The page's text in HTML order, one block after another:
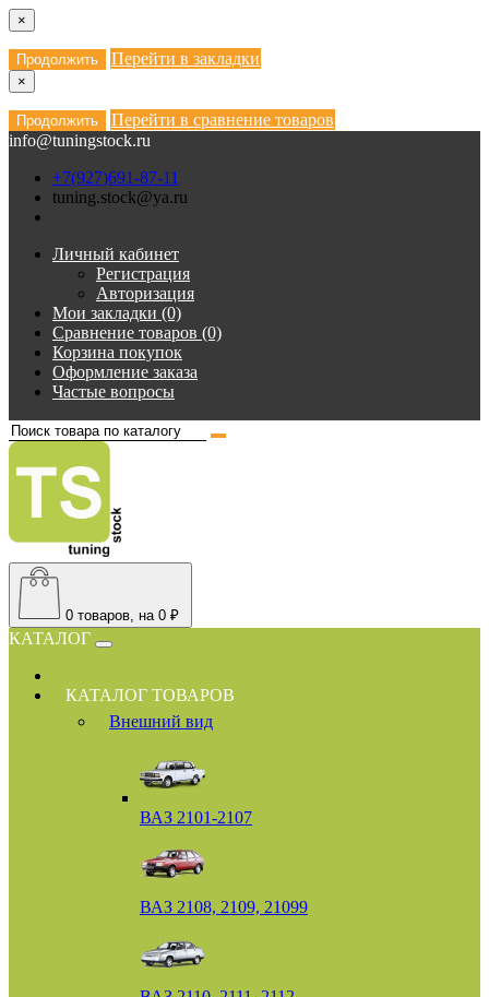
×
Продолжить Перейти в закладки
×
Продолжить
Перейти в сравнение товаров
info@tuningstock.ru
+7(927)691-87-11
tuning.stock@ya.ru
Личный кабинет
Регистрация
Авторизация
Мои закладки (0)
Сравнение товаров (0)
Корзина покупок
Оформление заказа
Частые вопросы
0 товаров, на 0 ₽
КАТАЛОГ
КАТАЛОГ ТОВАРОВ
Внешний вид
ВАЗ 2101-2107
ВАЗ 2108, 2109, 21099